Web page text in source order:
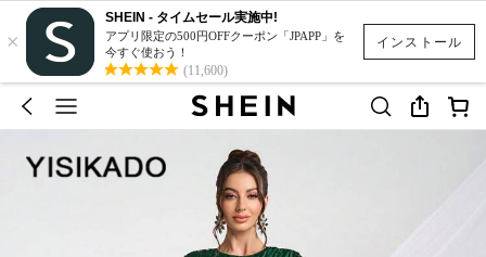
インストール
×
SHEIN - タイムセール実施中!
アプリ限定の500円OFFクーポン「JPAPP」を
今すぐ使おう！
(11,600)